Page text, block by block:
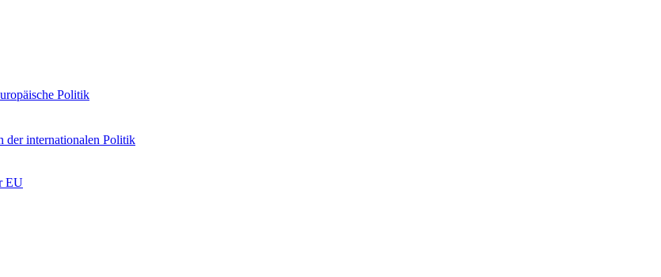
Politik
der internationalen Politik
EU